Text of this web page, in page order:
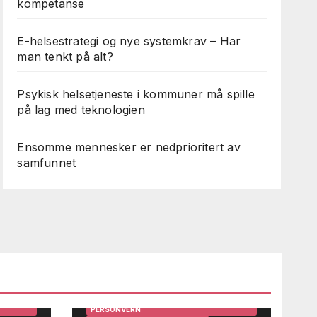
kompetanse
E-helsestrategi og nye systemkrav – Har
man tenkt på alt?
Psykisk helsetjeneste i kommuner må spille
på lag med teknologien
Ensomme mennesker er nedprioritert av
samfunnet
PERSONVERN